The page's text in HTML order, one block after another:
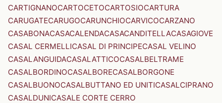
CARTIGNANOCARTOCETOCARTOSIOCARTURA
CARUGATECARUGOCARUNCHIOCARVICOCARZANO
CASABONACASACALENDACASACANDITELLACASAGIOVE
CASAL CERMELLICASAL DI PRINCIPECASAL VELINO
CASALANGUIDACASALATTICOCASALBELTRAME
CASALBORDINOCASALBORECASALBORGONE
CASALBUONOCASALBUTTANO ED UNITICASALCIPRANO
CASALDUNICASALE CORTE CERRO